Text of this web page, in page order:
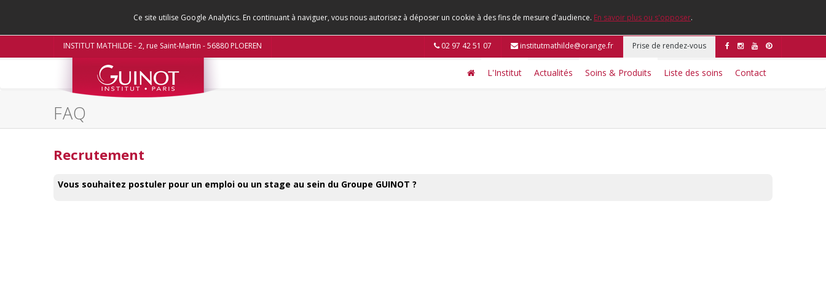
Ce site utilise Google Analytics. En continuant à naviguer, vous nous autorisez à déposer un cookie à des fins de mesure d'audience. En savoir plus ou s'opposer.
INSTITUT MATHILDE - 2, rue Saint-Martin - 56880 PLOEREN 02 97 42 51 07 institutmathilde@orange.fr Prise de rendez-vous
L'Institut Actualités Soins & Produits Liste des soins Contact
FAQ
Recrutement
Vous souhaitez postuler pour un emploi ou un stage au sein du Groupe GUINOT ?